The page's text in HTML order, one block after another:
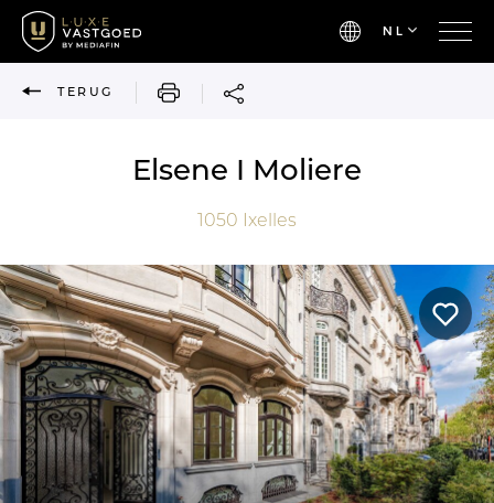
NL
TERUG AFDRUKKEN
Elsene I Moliere
1050 Ixelles